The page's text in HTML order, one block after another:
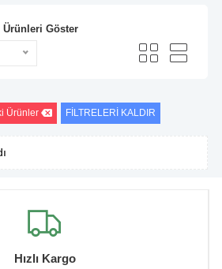
Ürünleri Göster
Ürünler FİLTRELERİ KALDIR
Hızlı Kargo